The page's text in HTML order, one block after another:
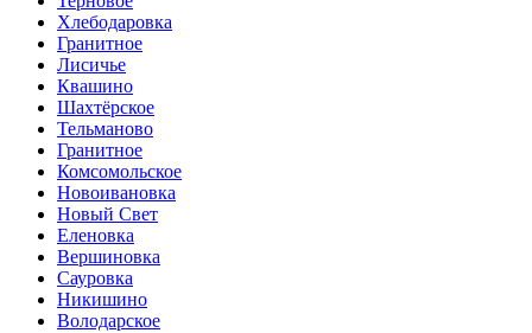
Хлебодаровка
Гранитное
Лисичье
Квашино
Шахтёрское
Тельманово
Гранитное
Комсомольское
Новоивановка
Новый Свет
Еленовка
Вершиновка
Сауровка
Никишино
Володарское